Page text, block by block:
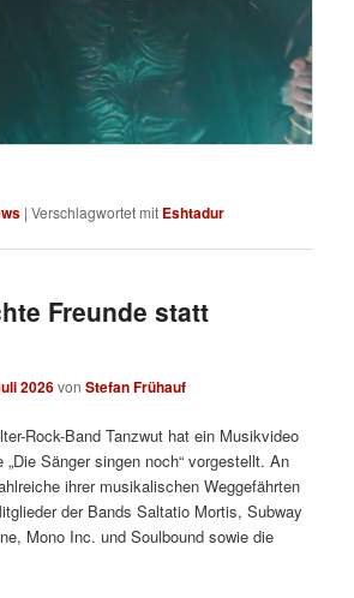
|Verschlagwortet mit Eshtadur
Freunde statt
2026vonStefan Frühauf
Rock-Band Tanzwut hat ein Musikvideo
Sänger singen noch“ vorgestellt. An
ihrer musikalischen Weggefährten
der Bands Saltatio Mortis, Subway
Mono Inc. und Soulbound sowie die